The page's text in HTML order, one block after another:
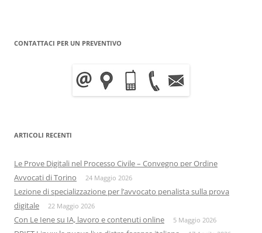
CONTATTACI PER UN PREVENTIVO
ARTICOLI RECENTI
Le Prove Digitali nel Processo Civile – Convegno per Ordine
Avvocati di Torino
24 Maggio 2026
Lezione di specializzazione per l’avvocato penalista sulla prova
digitale
22 Maggio 2026
Con Le Iene su IA, lavoro e contenuti online 5 Maggio 2026